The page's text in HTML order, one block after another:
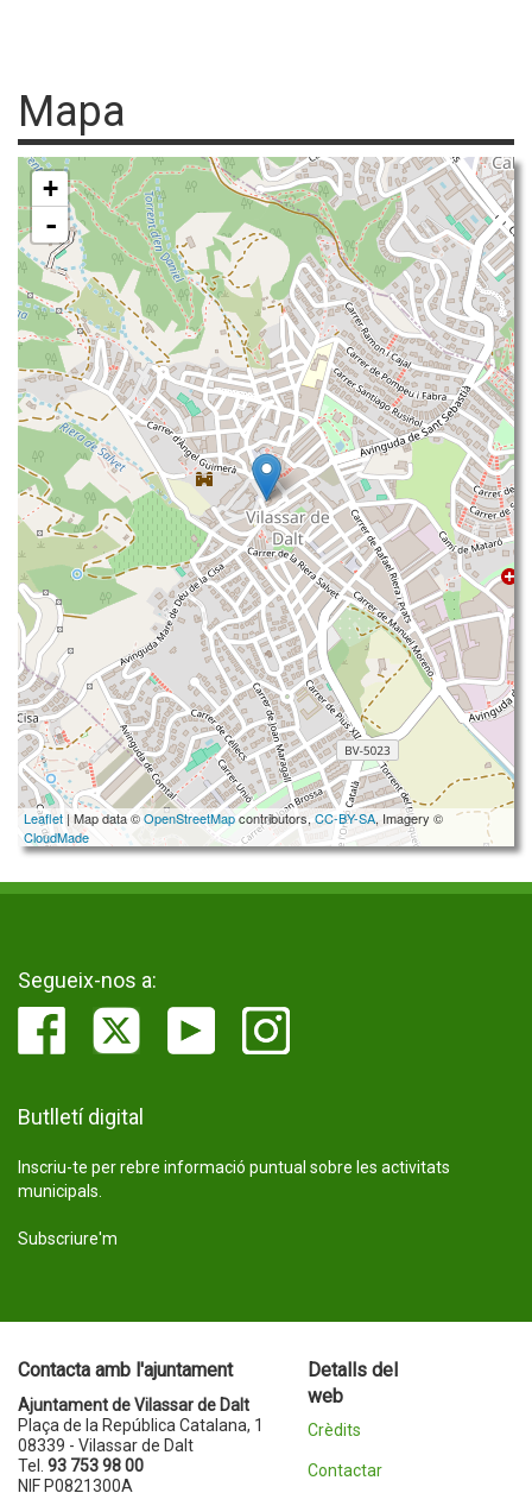
Mapa
+
-
Leaflet | Map data ©OpenStreetMapcontributors,CC-BY-SA, Imagery ©
CloudMade
Segueix-nos a:
Butlletí digital
Inscriu-te per rebre informació puntual sobre les activitats
municipals.
Subscriure'm
Contacta amb l'ajuntament
Ajuntament de Vilassar de Dalt
Plaça de la República Catalana, 1
08339 - Vilassar de Dalt
Tel. 93 753 98 00
NIF P0821300A
Detalls del
web
Crèdits
Contactar